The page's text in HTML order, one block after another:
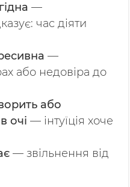
—
час діяти
—
або недовіра до
або
очі — інтуїція хоче
— звільнення від